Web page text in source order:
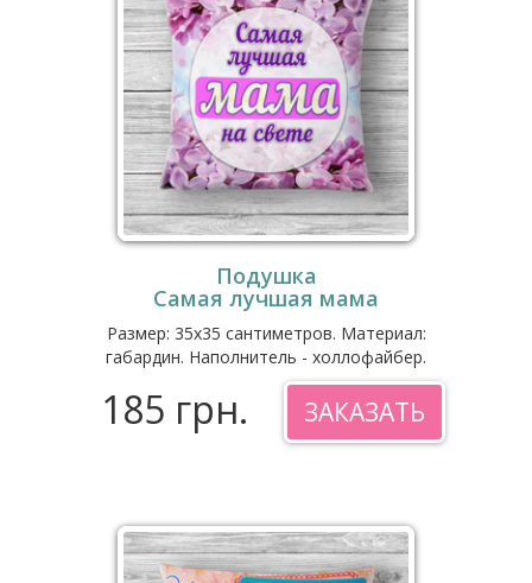
Подушка
Самая лучшая мама
Размер: 35x35 сантиметров. Материал:
габардин. Наполнитель - холлофайбер.
185 грн. ЗАКАЗАТЬ